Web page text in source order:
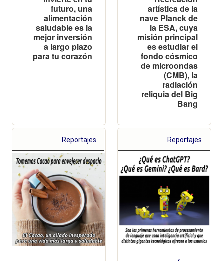
futuro, una
alimentación
saludable es la
mejor inversión
a largo plazo
para tu corazón
artística de la
nave Planck de
la ESA, cuya
misión principal
es estudiar el
fondo cósmico
de microondas
(CMB), la
radiación
reliquia del Big
Bang
Reportajes Reportajes